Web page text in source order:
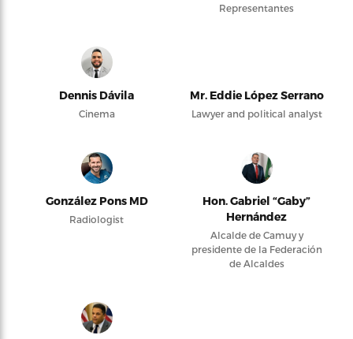
Representantes
Dennis Dávila
Cinema
Mr. Eddie López Serrano
Lawyer and political analyst
González Pons MD
Radiologist
Hon. Gabriel “Gaby”
Hernández
Alcalde de Camuy y
presidente de la Federación
de Alcaldes